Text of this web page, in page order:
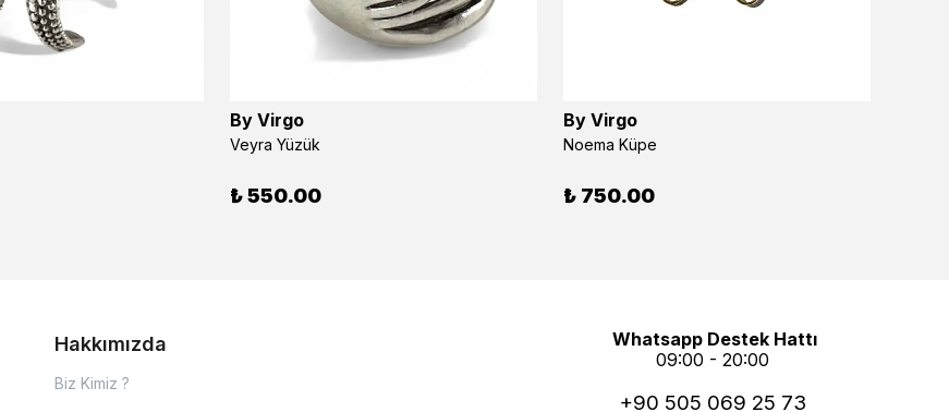
By Virgo
Veyra Yüzük
₺ 550.00
By Virgo
Noema Küpe
₺ 750.00
Hakkımızda
Biz Kimiz ?
Whatsapp Destek Hattı
09:00 - 20:00
+90 505 069 25 73